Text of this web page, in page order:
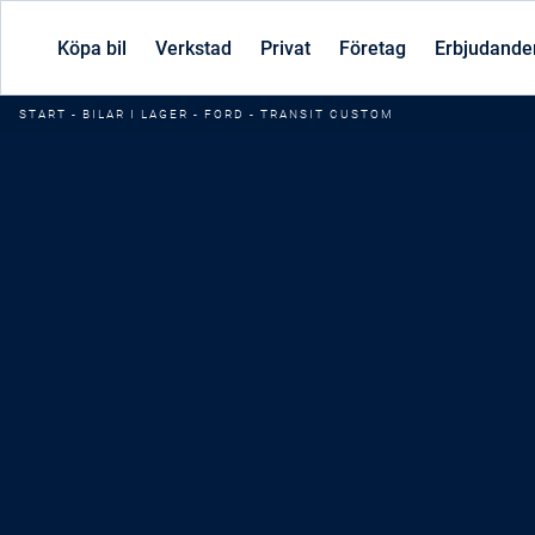
Köpa bil Verkstad Privat Företag
START - BILAR I LAGER - FORD - TRANSIT CUSTOM